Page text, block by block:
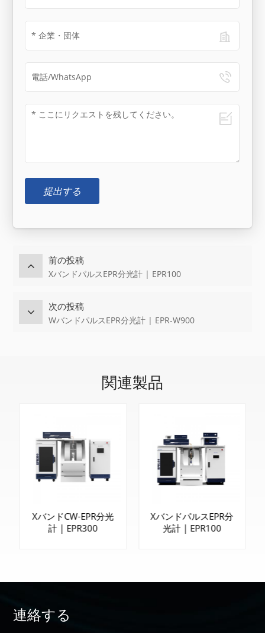
提出する
前の投稿
XバンドパルスEPR分光計 | EPR100
次の投稿
WバンドパルスEPR分光計 | EPR-W900
関連製品
XバンドCW-EPR分光
計 | EPR300
XバンドパルスEPR分
光計 | EPR100
連絡する